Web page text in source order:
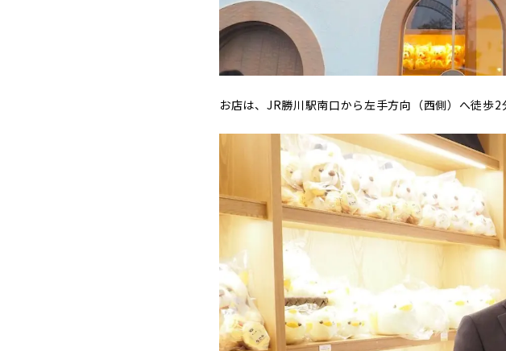
お店は、JR勝川駅南口から左手方向（西側）へ徒歩2